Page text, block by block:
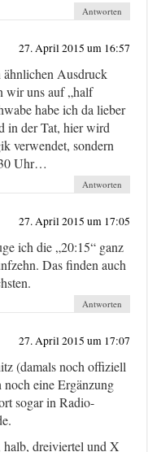
Antworten
27. April 2015 um 16:57
ähnlichen Ausdruck
wir uns auf „half
habe ich da lieber
in der Tat, hier wird
verwendet, sondern
Uhr…
Antworten
27. April 2015 um 17:05
ich die „20:15“ ganz
Das finden auch
Antworten
27. April 2015 um 17:07
(damals noch offiziell
eine Ergänzung
sogar in Radio-
dreiviertel und X